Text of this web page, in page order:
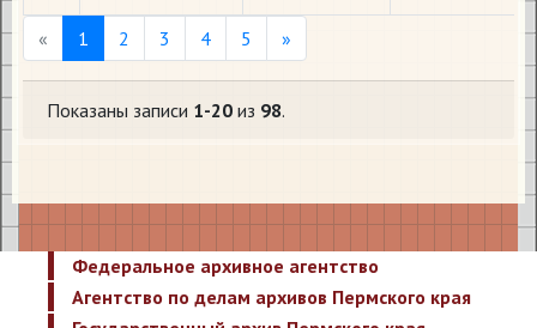
« Previous
1 2 3 4 5 »
Показаны записи 1-20 из 98.
Федеральное архивное агентство
Агентство по делам архивов Пермского края